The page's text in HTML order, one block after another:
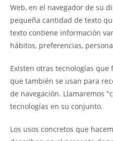
Web, en el navegador de su
pequeña cantidad de texto
texto contiene información
hábitos, preferencias,
Existen otras tecnologías
que también se usan para
de navegación. Llamaremos
tecnologías en su conjunto.
Los usos concretos que